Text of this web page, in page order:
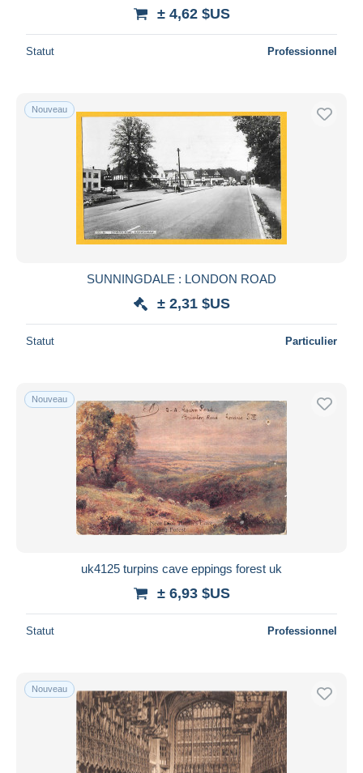
Tout désélectionner
Monde entier
Appliquer
± 4,62 $US
Statut Professionnel
Nouveau
SUNNINGDALE : LONDON ROAD
± 2,31 $US
Statut Particulier
Nouveau
uk4125 turpins cave eppings forest uk
± 6,93 $US
Statut Professionnel
Nouveau